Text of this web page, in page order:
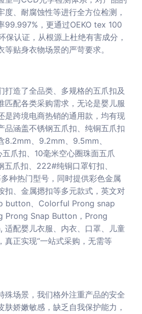
度、耐腐蚀性等进行全方位检测，
99.997%，更通过OEKO tex 100
保认证，从根源上杜绝有害成分，
贴身衣物场景的严苛要求。
打造了全品类、多规格的五爪扣及
匹配各类采购需求，无论是婴儿服
是跨境电商热销的通用款，均有现
品涵盖不锈钢五爪扣、纯铜五爪扣
8.2mm、9.2mm、9.5mm、
爪扣、10毫米空心圈珠面五爪
五爪扣、222#纯铜口罩钉扣、
种热门型号，同时提供彩色金属
扣、金属摁扣等多元款式，英文对
button、Colorful Prong snap
Prong Snap Button，Prong
配婴儿衣服、内衣、口罩、儿童
真正实现“一站式采购，无需等
殊场景，我们格外注重产品的安全
肤娇嫩敏感，缺乏自我保护能力，